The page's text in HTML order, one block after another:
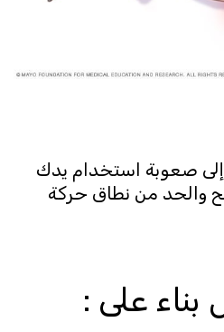
صعوبة استخدام يدك
من نطاق حركة
على :